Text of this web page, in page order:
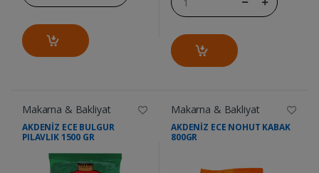
Makarna & Bakliyat
AKDENİZ ECE BULGUR
PILAVLIK 1500 GR
Makarna & Bakliyat
AKDENİZ ECE NOHUT KABAK
800GR